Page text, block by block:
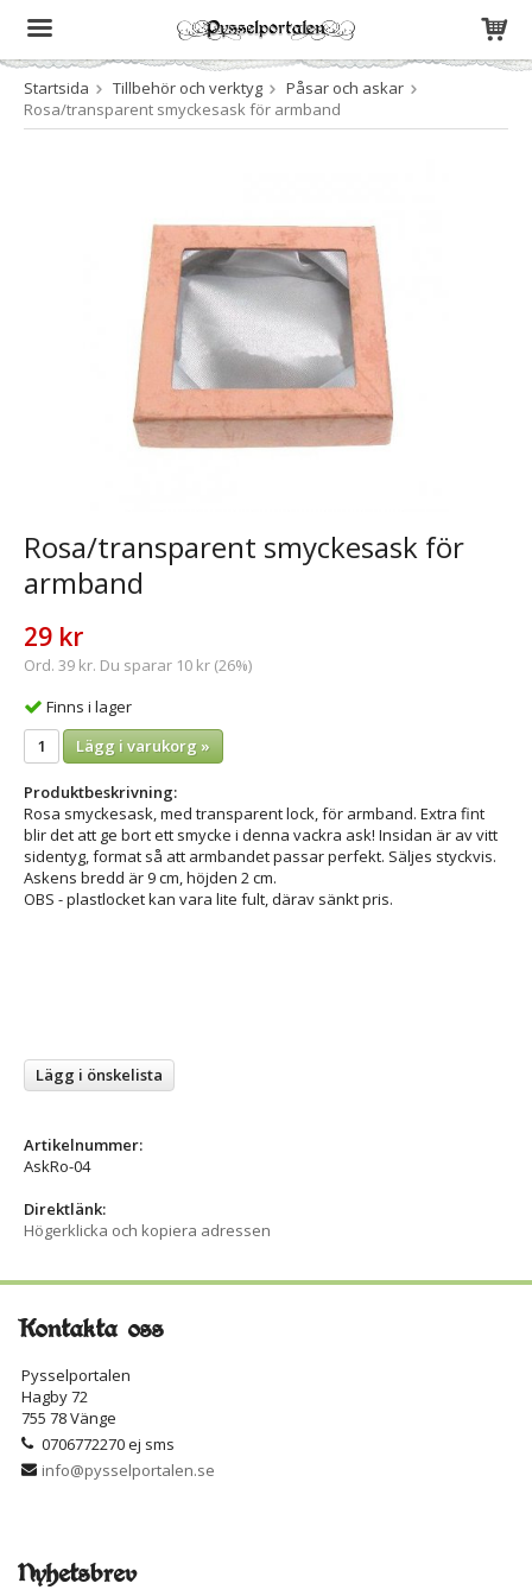
Produkten har blivit tillagd i varukorgen
Startsida Tillbehör och verktyg
Påsar och askar
Rosa/transparent smyckesask för armband
Rosa/transparent smyckesask för
armband
29 kr
Ord. 39 kr. Du sparar 10 kr (26%)
Finns i lager
Lägg i varukorg »
Produktbeskrivning:
Rosa smyckesask, med transparent lock, för armband. Extra fint
blir det att ge bort ett smycke i denna vackra ask! Insidan är av vitt
sidentyg, format så att armbandet passar perfekt. Säljes styckvis.
Askens bredd är 9 cm, höjden 2 cm.
OBS - plastlocket kan vara lite fult, därav sänkt pris.
Lägg i önskelista
Artikelnummer:
AskRo-04
Direktlänk:
Högerklicka och kopiera adressen
Kontakta oss
Pysselportalen
Hagby 72
755 78 Vänge
0706772270 ej sms
info@pysselportalen.se
Nyhetsbrev